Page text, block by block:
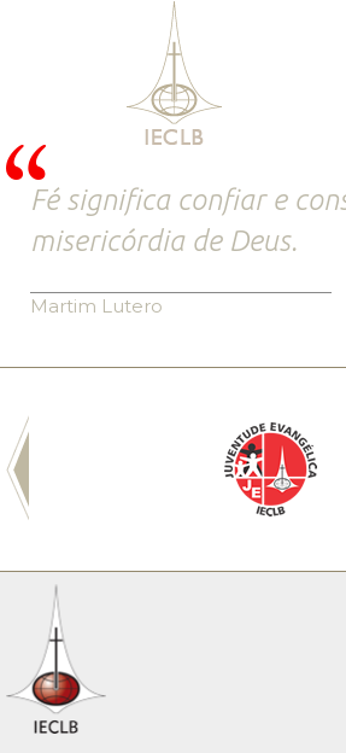
Fé significa confiar e
misericórdia de Deus.
Martim Lutero